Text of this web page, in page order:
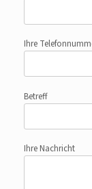
Ihre
Betreff
Ihre Nachricht